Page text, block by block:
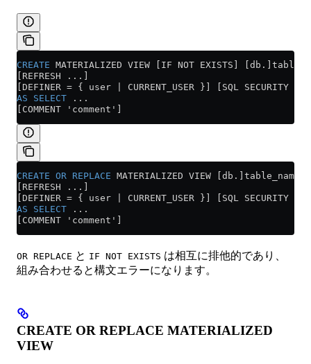
CREATE MATERIALIZED VIEW [IF NOT EXISTS]
[REFRESH ...]
[DEFINER = { user | CURRENT_USER }] [SQL SECURITY {
AS SELECT ...
[COMMENT 'comment']
CREATE OR REPLACE MATERIALIZED VIEW
[REFRESH ...]
[DEFINER = { user | CURRENT_USER }] [SQL SECURITY {
AS SELECT ...
[COMMENT 'comment']
OR REPLACE と IF NOT EXISTS は相互に排他的であり、
組み合わせると構文エラーになります。
CREATE OR REPLACE MATERIALIZED
VIEW